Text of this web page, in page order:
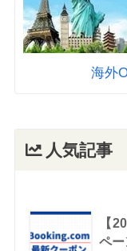
海外
人気記事
【
ペ